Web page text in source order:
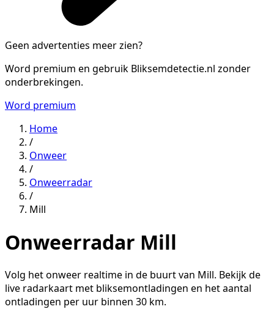
Geen advertenties meer zien?
Word premium en gebruik Bliksemdetectie.nl zonder
onderbrekingen.
Word premium
Home
/
Onweer
/
Onweerradar
/
Mill
Onweerradar Mill
Volg het onweer realtime in de buurt van Mill. Bekijk de
live radarkaart met bliksemontladingen en het aantal
ontladingen per uur binnen 30 km.